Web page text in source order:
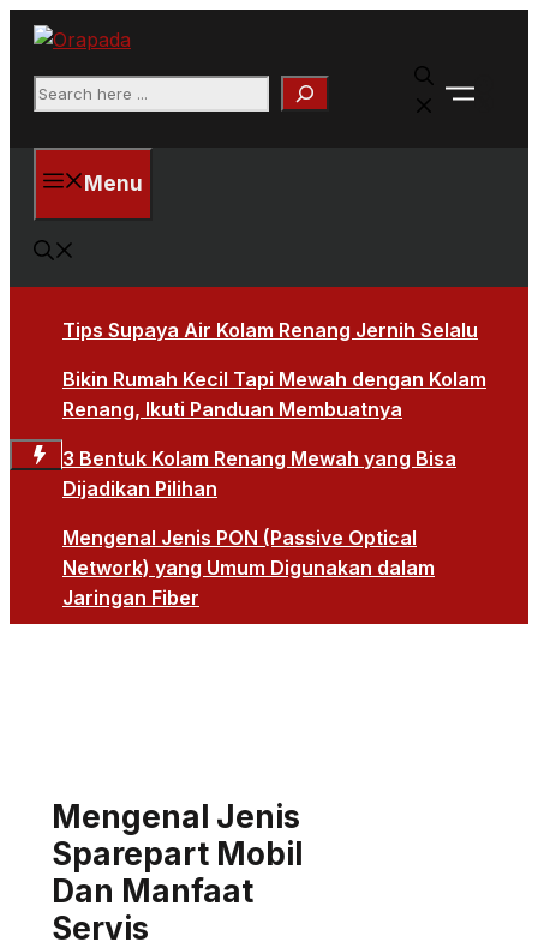
Langsung
Search
X
Menu
Tips Supaya Air Kolam Renang Jernih Selalu
Bikin Rumah Kecil Tapi Mewah dengan Kolam
Renang, Ikuti Panduan Membuatnya
3 Bentuk Kolam Renang Mewah yang Bisa
Dijadikan Pilihan
Mengenal Jenis PON (Passive Optical
Network) yang Umum Digunakan dalam
Jaringan Fiber
Mengenal Jenis
Sparepart Mobil
Dan Manfaat
Servis